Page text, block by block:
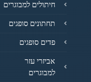
חיתולים למבוגרים
תחתונים סופגים
פדים סופגים
אביזרי עזר
למבוגרים